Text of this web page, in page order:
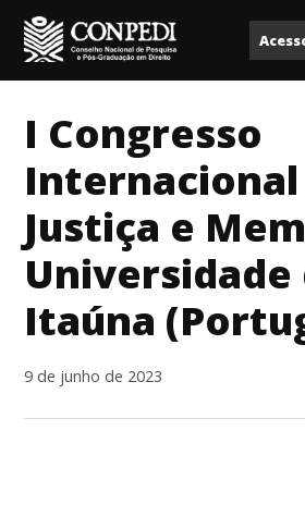
para
o
Conpedi
I Congresso
Internacional
Justiça e
Universidade
Itaúna
9 de junho de 2023